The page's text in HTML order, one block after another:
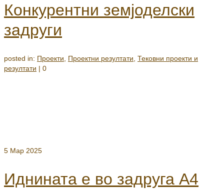
Конкурентни земјоделски
задруги
posted in: Проекти Проектни резултати Тековни проекти и
резултати | 0
5 Мар 2025
Иднината е во задруга А4